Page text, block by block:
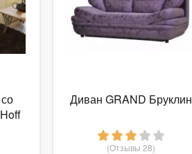
Диван GRAND Бруклин
(Отзывы 28)